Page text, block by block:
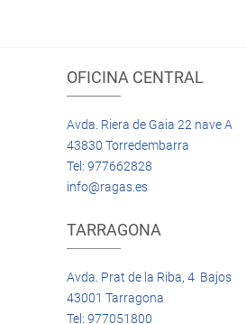
OFICINA CENTRAL
Avda. Riera de Gaia 22 nave A
43830 Torredembarra
Tel: 977662828
info@ragas.es
TARRAGONA
Avda. Prat de la Riba, 4 Bajos
43001 Tarragona
Tel: 977051800